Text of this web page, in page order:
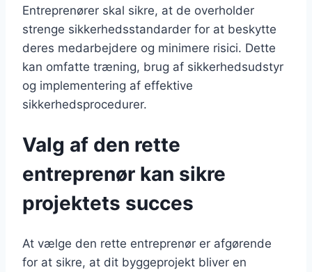
Entreprenører skal sikre, at de overholder
strenge sikkerhedsstandarder for at beskytte
deres medarbejdere og minimere risici. Dette
kan omfatte træning, brug af sikkerhedsudstyr
og implementering af effektive
sikkerhedsprocedurer.
Valg af den rette
entreprenør kan sikre
projektets succes
At vælge den rette entreprenør er afgørende
for at sikre, at dit byggeprojekt bliver en